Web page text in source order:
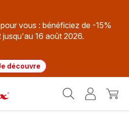
vous : bénéficiez de -15%
16 août 2026.
découvre
MonMon